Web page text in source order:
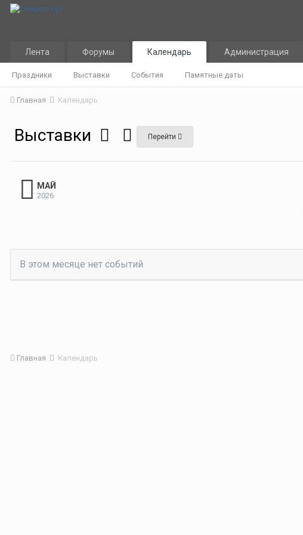
Лента Форумы Календарь
Праздники Выставки События Памятные даты
Администрация
Главная Календарь
Выставки Перейти
МАЙ
2026
В этом месяце нет событий
Главная Календарь